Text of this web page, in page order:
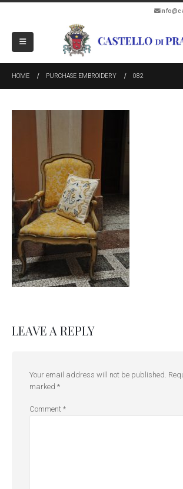
HOME PURCHASE EMBROIDERY 082
LEAVE A REPLY
Your email address will not be published.
marked *
Comment *